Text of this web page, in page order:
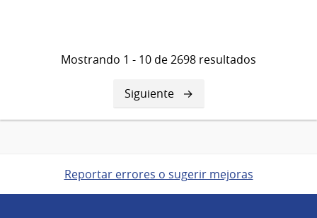
Mostrando 1 - 10 de 2698 resultados
Siguiente
página
Siguiente
Reportar errores o sugerir mejoras